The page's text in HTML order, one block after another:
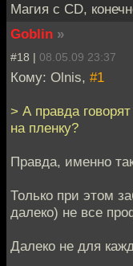
Магия с CD,
Goblin »
#18 | 08.05.09 23:37
Кому: Olnis, #1
> А правда
на пленку?
Правда, именно
Только при этом
далеко) не все
Далеко не для